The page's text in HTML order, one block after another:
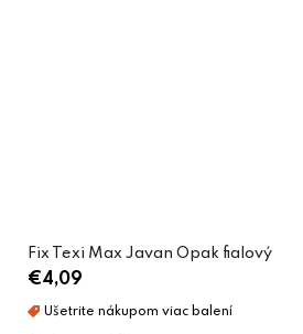
Fix Texi Max Javan Opak fialový
€4,09